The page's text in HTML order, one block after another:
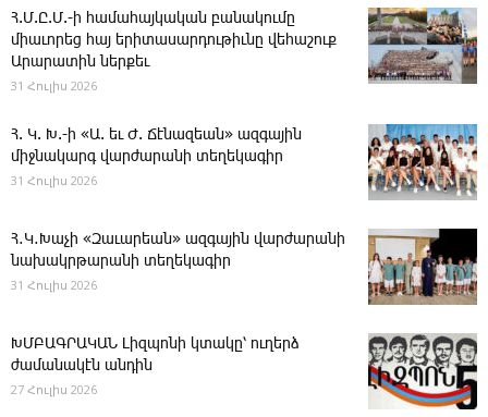
Հ.Մ.Ը.Մ.-ի համահայկական բանակումը
միաւորեց հայ երիտասարդութիւնը վեհաշուք
Արարատին ներքեւ
31 Հուլիս 2026
Հ. Կ. Խ.-ի «Ա. եւ Ժ. ­Ճէնազեան» ազգային
միջնակարգ վարժարանի տեղեկագիր
31 Հուլիս 2026
Հ․Կ․Խաչի «Զաւարեան» ազգային վարժարանի
նախակրթարանի տեղեկագիր
31 Հուլիս 2026
ԽՄԲԱԳՐԱԿԱՆ ­Լիզպոնի կտակը՝ ուղերձ
ժամանակէն անդին
27 Հուլիս 2026